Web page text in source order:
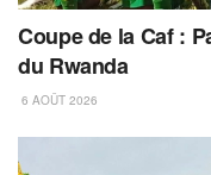
Coupe de la Caf :
du Rwanda
6 AOÛT 2026